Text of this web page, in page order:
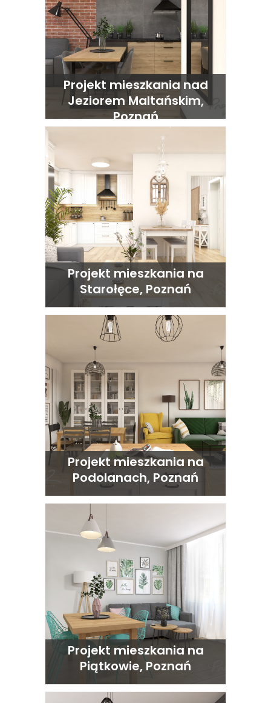
Projekt mieszkania nad
Jeziorem Maltańskim,
Poznań
Projekt mieszkania na
Starołęce, Poznań
Projekt mieszkania na
Podolanach, Poznań
Projekt mieszkania na
Piątkowie, Poznań